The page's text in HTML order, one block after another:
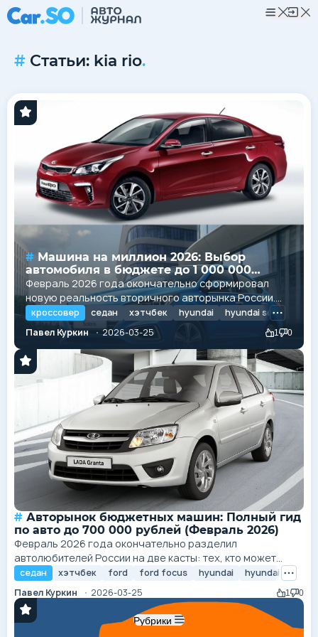
Рубрики
Статьи: kia rio.
автомобиля в бюджете до 1 000 000
рублей
Февраль 2026 года окончательно сформировал
новую реальность вторичного авторынка России.
Бюджет в один миллион рублей сегодня является
'золотой серединой', позволяющей приобрести
автомобиль, который не только сохраняет высокий
уровень технической исправности, но и
обеспечивает современный уровень комфорта и
безопасности. В данном исследовании мы...
кроссовер седан хэтчбек hyundai hyundai solaris
Павел Куркин
2026-03-25 1 0
по авто до 700 000 рублей (Февраль 2026)
Февраль 2026 года окончательно разделил
автолюбителей России на две касты: тех, кто может
позволить себе новые машины по цене квартиры, и тех,
кто вынужден становиться экспертом по реанимации
техники с пробегом. Бюджет в 700 000 рублей, который
когда-то был пропуском в мир комфорта, сегодня стал
порогом «транспортной безопасности». В этом... Почему
седан хэтчбек ford ford focus hyundai
hyundai solaris
Павел Куркин
2026-03-25 1 0